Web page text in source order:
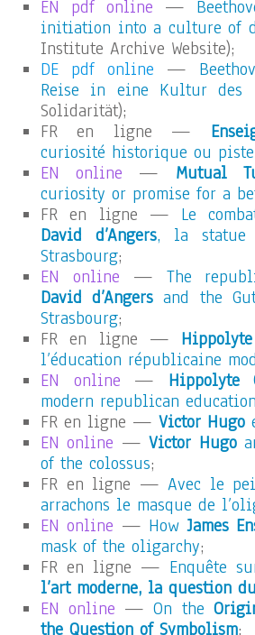
EN pdf online —
initiation into a culture of
Institute Archive Website);
DE pdf online —
Reise in eine Kultur des
Solidarität);
FR en ligne —
curiosité historique ou piste
EN online — Mutual
curiosity or promise for a
FR en ligne — Le
David d’Angers, la statue
Strasbourg;
EN online — The
David d’Angers and the
Strasbourg;
FR en ligne —
l’éducation républicaine
EN online — Hippolyte
modern republican education
FR en ligne — Victor Hugo
EN online —Victor Hugo
of the colossus;
FR en ligne — Avec le
arrachons le masque de
EN online — HowJames
mask of the oligarchy;
FR en ligne — Enquête
l’art moderne, la question
EN online —On the
the Question of Symbolism;